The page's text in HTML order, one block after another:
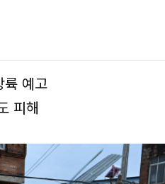
륙 예고
피해